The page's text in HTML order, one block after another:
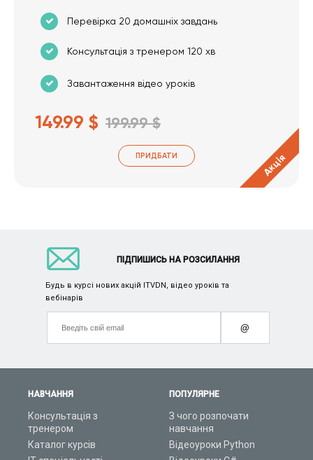
Перевірка 20 домашніх завдань
Консультація з тренером 120 хв
Завантаження відео уроків
149.99 $ 199.99 $
ПРИДБАТИ Акція
НАВЧАННЯ
Консультація з
тренером
Каталог курсів
ПОПУЛЯРНЕ
З чого розпочати
навчання
Відеоуроки Python
ПІДПИШИСЬ НА РОЗСИЛАННЯ
Будь в курсі нових акцій ITVDN, відео уроків та
вебінарів
@